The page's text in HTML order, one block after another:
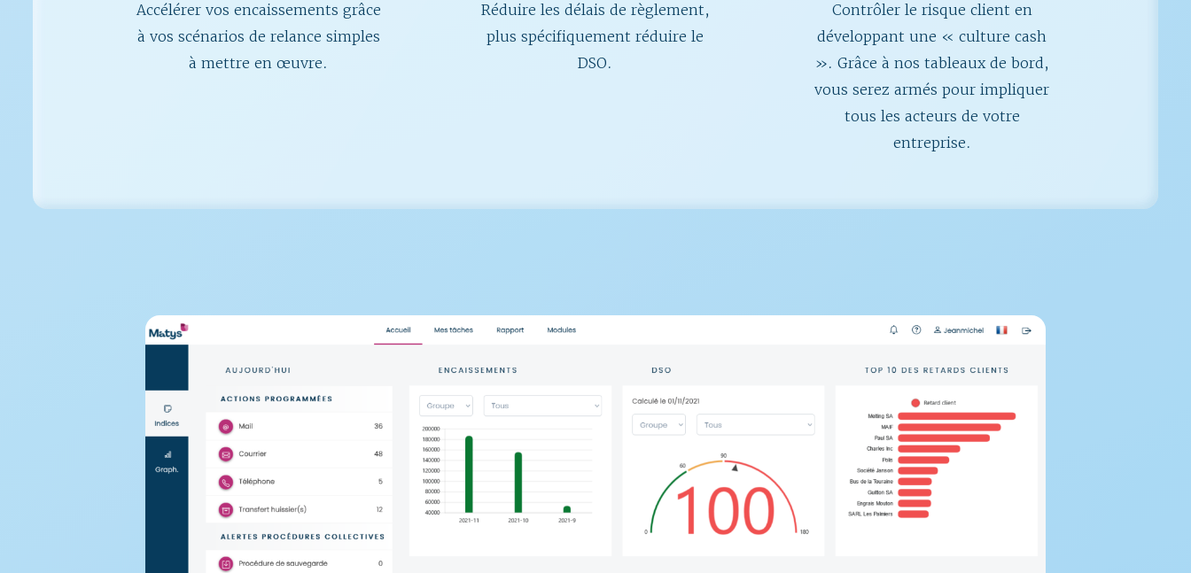
Accélérer vos encaissements grâce
à vos scénarios de relance simples
à mettre en œuvre.
Réduire les délais de règlement,
plus spécifiquement réduire le
DSO.
Contrôler le risque client en
développant une « culture cash
». Grâce à nos tableaux de bord,
vous serez armés pour impliquer
tous les acteurs de votre
entreprise.